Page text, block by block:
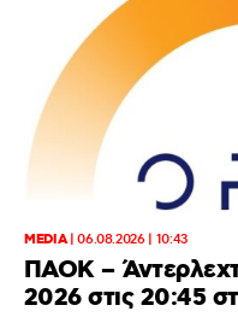
MEDIA|06.08.2026 | 10:43
ΠΑΟΚ –
2026 στις 20:45